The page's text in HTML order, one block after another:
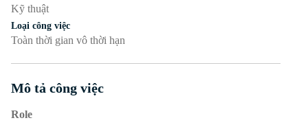
Kỹ thuật
Loại công việc
Toàn thời gian vô thời hạn
Mô tả công việc
Nhấn phím cách hoặc enter để bật/tắt chế độ hiển thị của phần
Role